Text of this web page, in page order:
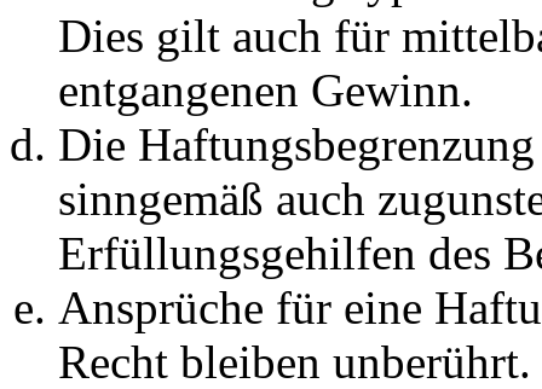
Dies gilt auch für
entgangenen Gewinn.
Die
sinngemäß auch
Erfüllungsgehilfen des
Ansprüche für eine
Recht bleiben unberührt.